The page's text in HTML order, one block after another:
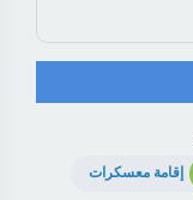
إقامة معسكرات